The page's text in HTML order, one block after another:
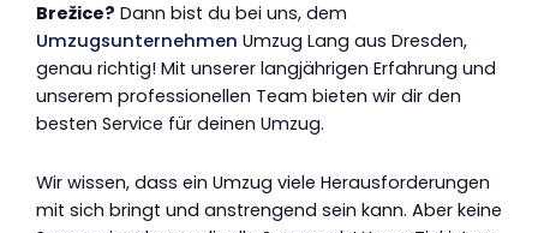
Brežice? Dann bist du bei uns, dem
Umzugsunternehmen Umzug Lang aus Dresden,
genau richtig! Mit unserer langjährigen Erfahrung und
unserem professionellen Team bieten wir dir den
besten Service für deinen Umzug.
Wir wissen, dass ein Umzug viele Herausforderungen
mit sich bringt und anstrengend sein kann. Aber keine